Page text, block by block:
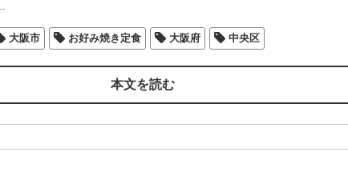
大阪市 お好み焼き定食 大阪府 中央区
本文を読む